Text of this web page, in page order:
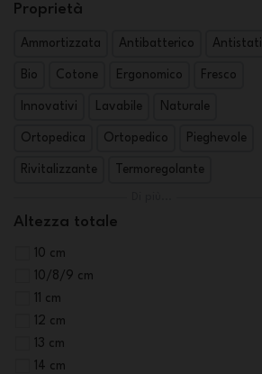
Proprietà
Ammortizzata Antibatterico
Bio Cotone Ergonomico Fresco
Innovativi Lavabile Naturale
Ortopedica Ortopedico Pieghevole
Rivitalizzante Termoregolante
Altezza totale
10 cm
10/8/9 cm
11 cm
12 cm
13 cm
14 cm